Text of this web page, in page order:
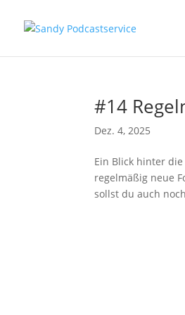
#14
Dez. 4, 2025
Ein Blick hinter
regelmäßig neue
sollst du auch